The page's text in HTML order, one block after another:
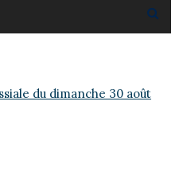
du dimanche 30 août